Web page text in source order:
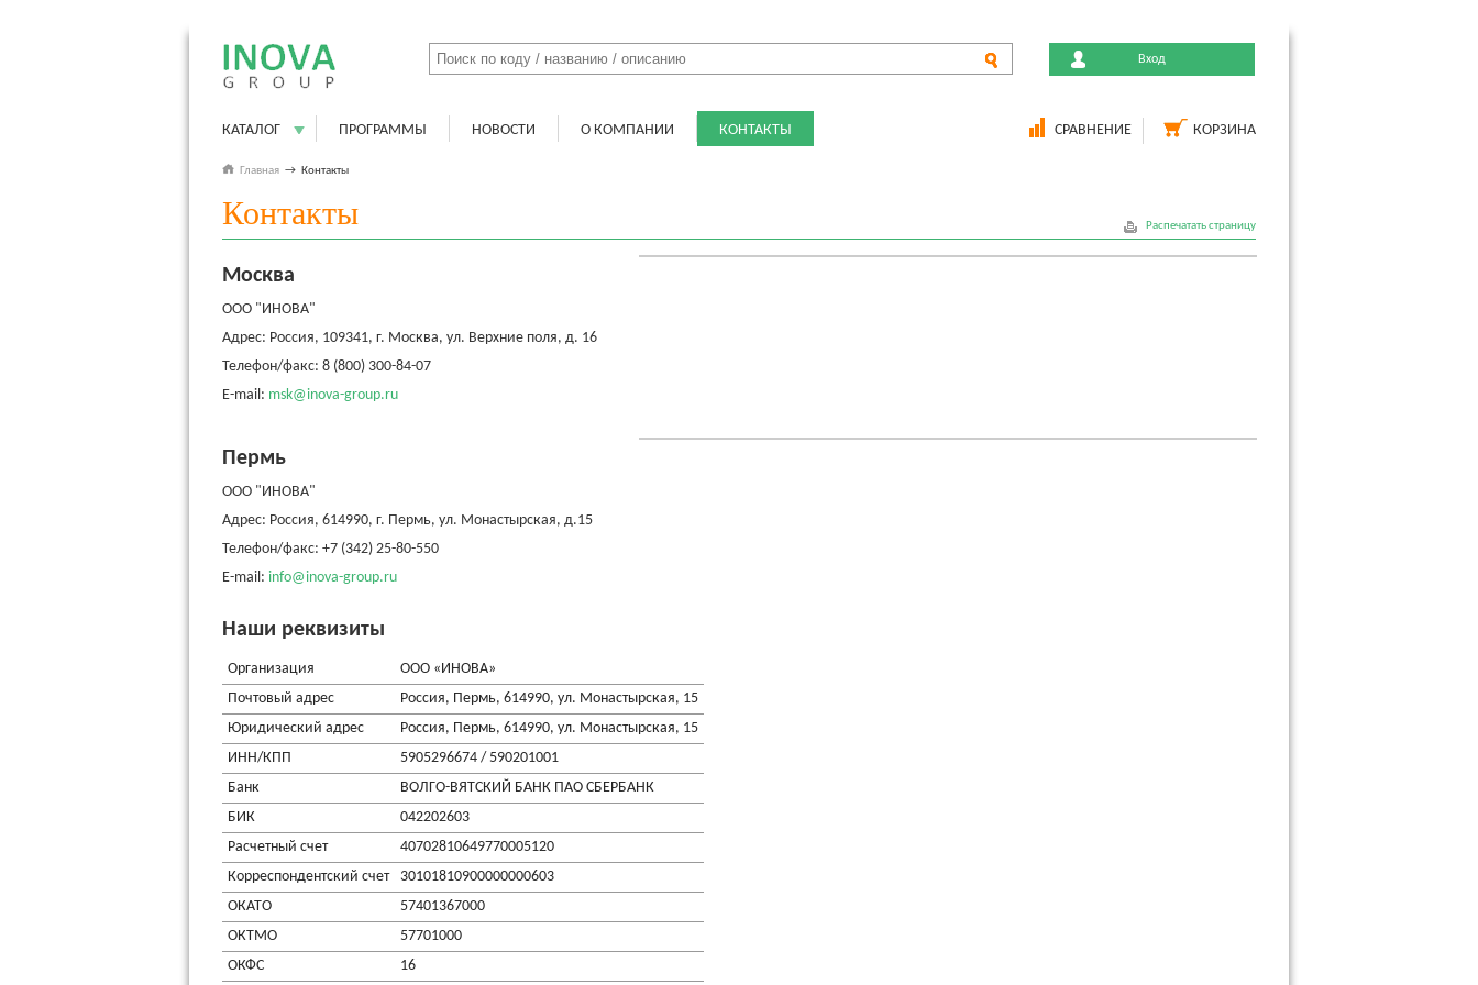
Вход
КАТАЛОГ ПРОГРАММЫ НОВОСТИ О КОМПАНИИ КОНТАКТЫ СРАВНЕНИЕ КОРЗИНА
Главная → Контакты
Контакты Распечатать страницу
Москва
ООО "ИНОВА"
Адрес: Россия, 109341, г. Москва, ул. Верхние поля, д. 16
Телефон/факс: 8 (800) 300-84-07
E-mail: msk@inova-group.ru
Пермь
ООО "ИНОВА"
Адрес: Россия, 614990, г. Пермь, ул. Монастырская, д.15
Телефон/факс: +7 (342) 25-80-550
E-mail: info@inova-group.ru
Наши реквизиты
Организация
ООО «ИНОВА»
Почтовый адрес
Россия, Пермь, 614990, ул. Монастырская, 15
Юридический адрес
Россия, Пермь, 614990, ул. Монастырская, 15
ИНН/КПП
5905296674 / 590201001
Банк
ВОЛГО-ВЯТСКИЙ БАНК ПАО СБЕРБАНК
БИК
042202603
Расчетный счет
40702810649770005120
Корреспондентский счет
30101810900000000603
ОКАТО
57401367000
ОКТМО
57701000
ОКФС
16